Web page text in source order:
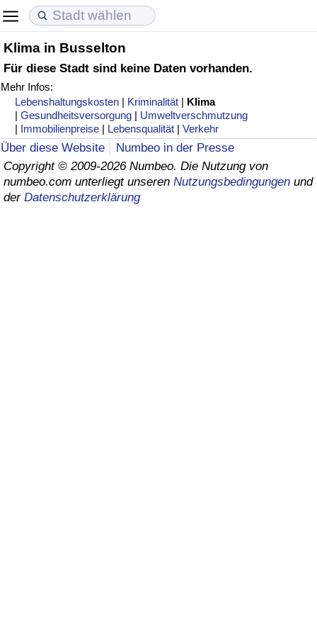
Klima in Busselton
Für diese Stadt sind keine Daten vorhanden.
Mehr Infos:
Lebenshaltungskosten | Kriminalität | Klima
|Gesundheitsversorgung | Umweltverschmutzung
| Immobilienpreise | Lebensqualität |Verkehr
Über diese Website
Numbeo in der Presse
Copyright © 2009-2026 Numbeo. Die Nutzung von
numbeo.com unterliegt unseren Nutzungsbedingungen und
der Datenschutzerklärung
Lebenshaltungskosten
Lebenshaltungskosten-Index (aktuell)
Lebenshaltungskosten-Index
Lebenshaltungskosten-Index nach Land
in Akaba
Immobilienpreise
Immobilienpreis-Index (aktuell)
Immobilienpreis-Index
Immobilienpreis-Index nach Land
Lebensqualität
Lebensqualität-Index
Lebensqualität-Index (aktuell)
Lebensqualitätsindex nach Land
Kriminalität